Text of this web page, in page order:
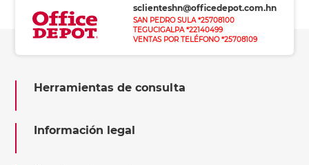
sclienteshn@officedepot.com.hn
SAN PEDRO SULA *25708100
TEGUCIGALPA *22140499
VENTAS POR TELÉFONO *25708109
Herramientas de consulta
Información legal